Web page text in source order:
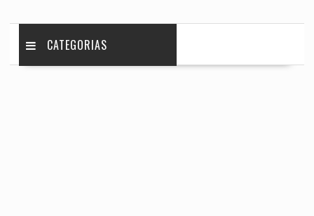
CATEGORIAS